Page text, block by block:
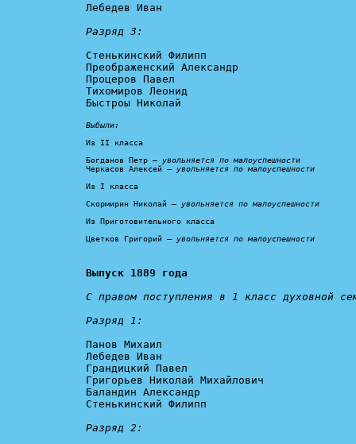
Лебедев Иван
Разряд 3:
Стенькинский Филипп
Преображенский Александр
Процеров Павел
Тихомиров Леонид
Быстроы Николай
Выбыли:
Из II класса
Богданов Петр – увольняется по малоуспешности
Черкасов Алексей – увольняется по малоуспешности
Из I класса
Скормирин Николай – увольняется по малоуспешности
Из Приготовительного класса
Цветков Григорий – увольняется по малоуспешности
Выпуск 1889 года
С правом поступления в 1 класс духовной
Разряд 1:
Панов Михаил
Лебедев Иван
Грандицкий Павел
Григорьев Николай Михайлович
Баландин Александр
Стенькинский Филипп
Разряд 2: